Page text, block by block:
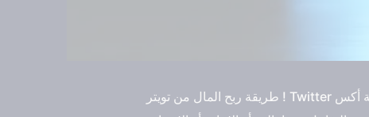
طريقة ربح المال من تويتر ! Twitter منصة أكس X الحديثة هو موقع تواصل اجتماعي يسمح للمستخدمين بِنشر وتلقي رسائل قصيرة تسمى تغريدات،